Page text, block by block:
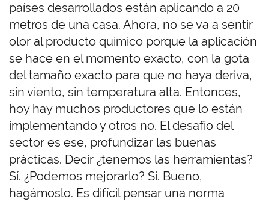
países desarrollados están aplicando a 20
metros de una casa. Ahora, no se va a sentir
olor al producto químico porque la aplicación
se hace en el momento exacto, con la gota
del tamaño exacto para que no haya deriva,
sin viento, sin temperatura alta. Entonces,
hoy hay muchos productores que lo están
implementando y otros no. El desafío del
sector es ese, profundizar las buenas
prácticas. Decir ¿tenemos las herramientas?
Sí. ¿Podemos mejorarlo? Sí. Bueno,
hagámoslo. Es difícil pensar una norma